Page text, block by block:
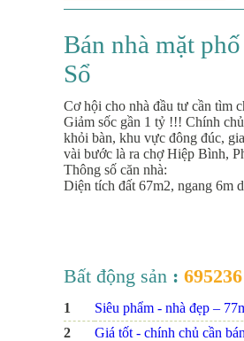
Bán nhà mặt
Sổ
Cơ hội cho nhà đầu tư cần tìm
Giảm sốc gần 1 tỷ !!! Chính
khỏi bàn, khu vực đông đúc,
vài bước là ra chợ Hiệp Bình,
Thông số căn nhà:
Diện tích đất 67m2, ngang 6m
Bất động sản : 695236
1 Siêu phẩm - nhà đẹp –
2
Giá tốt - chính chủ cần